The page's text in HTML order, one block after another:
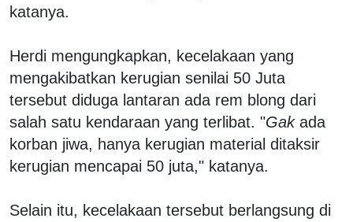
katanya.
Herdi mengungkapkan, kecelakaan yang
mengakibatkan kerugian senilai 50 Juta
tersebut diduga lantaran ada rem blong dari
salah satu kendaraan yang terlibat. "Gakada
korban jiwa, hanya kerugian material ditaksir
kerugian mencapai 50 juta," katanya.
Selain itu, kecelakaan tersebut berlangsung di